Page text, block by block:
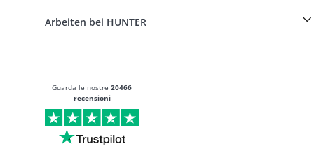
La pelle è la nostra passione
BVB Dortmund
Per cani piccoli
Idee regalo
Borse
Abbigliamento per cani
Arbeiten bei HUNTER
Guarda le nostre 20466
recensioni